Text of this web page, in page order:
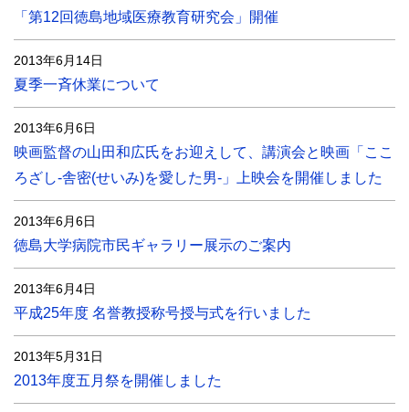
「第12回徳島地域医療教育研究会」開催
2013年6月14日
夏季一斉休業について
2013年6月6日
映画監督の山田和広氏をお迎えして、講演会と映画「ここ
ろざし-舎密(せいみ)を愛した男-」上映会を開催しました
2013年6月6日
徳島大学病院市民ギャラリー展示のご案内
2013年6月4日
平成25年度 名誉教授称号授与式を行いました
2013年5月31日
2013年度五月祭を開催しました